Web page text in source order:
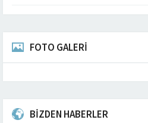
FOTO GALERİ
BİZDEN HABERLER